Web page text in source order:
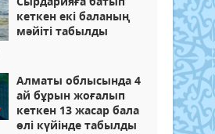
кеткен екі баланың
мәйіті табылды
Алматы облысында 4
ай бұрын жоғалып
кеткен 13 жасар бала
өлі күйінде табылды